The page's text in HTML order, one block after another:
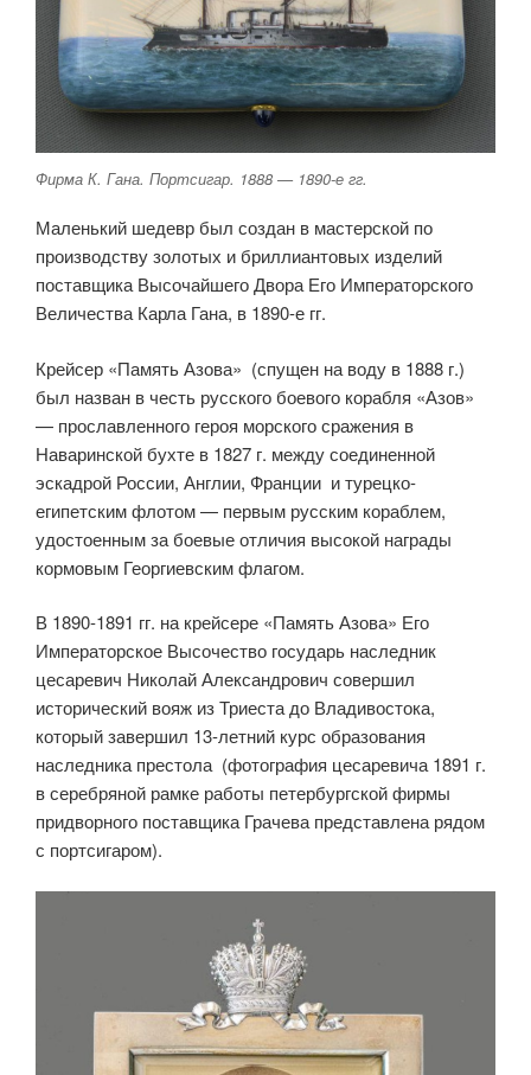
Фирма К. Гана. Портсигар. 1888 — 1890-е гг.
Маленький шедевр был создан в мастерской по
производству золотых и бриллиантовых изделий
поставщика Высочайшего Двора Его Императорского
Величества Карла Гана, в 1890-е гг.
Крейсер «Память Азова» (спущен на воду в 1888 г.)
был назван в честь русского боевого корабля «Азов»
— прославленного героя морского сражения в
Наваринской бухте в 1827 г. между соединенной
эскадрой России, Англии, Франции и турецко-
египетским флотом — первым русским кораблем,
удостоенным за боевые отличия высокой награды
кормовым Георгиевским флагом.
В 1890-1891 гг. на крейсере «Память Азова» Его
Императорское Высочество государь наследник
цесаревич Николай Александрович совершил
исторический вояж из Триеста до Владивостока,
который завершил 13-летний курс образования
наследника престола (фотография цесаревича 1891 г.
в серебряной рамке работы петербургской фирмы
придворного поставщика Грачева представлена рядом
с портсигаром).